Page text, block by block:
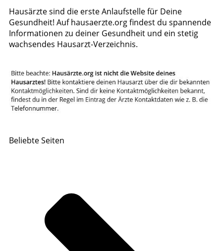
Hausärzte sind die erste Anlaufstelle für Deine
Gesundheit! Auf hausaerzte.org findest du spannende
Informationen zu deiner Gesundheit und ein stetig
wachsendes Hausarzt-Verzeichnis.
Beliebte Seiten